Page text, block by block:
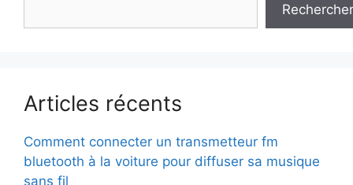
Rechercher
Articles récents
Comment connecter un transmetteur fm
bluetooth à la voiture pour diffuser sa musique
sans fil